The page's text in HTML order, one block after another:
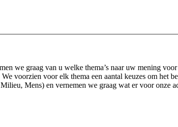
we graag van u welke thema’s naar uw mening
voorzien voor elk thema een aantal keuzes om het
Mens) en vernemen we graag wat er voor